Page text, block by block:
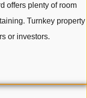
offers plenty of room
Turnkey property
or investors.